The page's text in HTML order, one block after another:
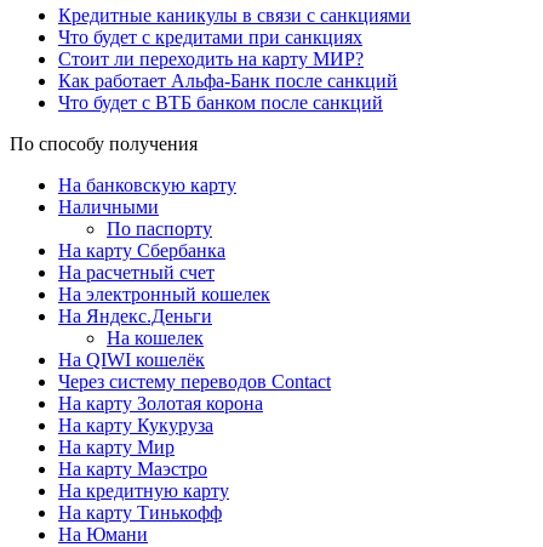
Кредитные каникулы в связи с санкциями
Что будет с кредитами при санкциях
Стоит ли переходить на карту МИР?
Как работает Альфа-Банк после санкций
Что будет с ВТБ банком после санкций
По способу получения
На банковскую карту
Наличными
По паспорту
На карту Сбербанка
На расчетный счет
На электронный кошелек
На Яндекс.Деньги
На кошелек
На QIWI кошелёк
Через систему переводов Contact
На карту Золотая корона
На карту Кукуруза
На карту Мир
На карту Маэстро
На кредитную карту
На карту Тинькофф
На Юмани